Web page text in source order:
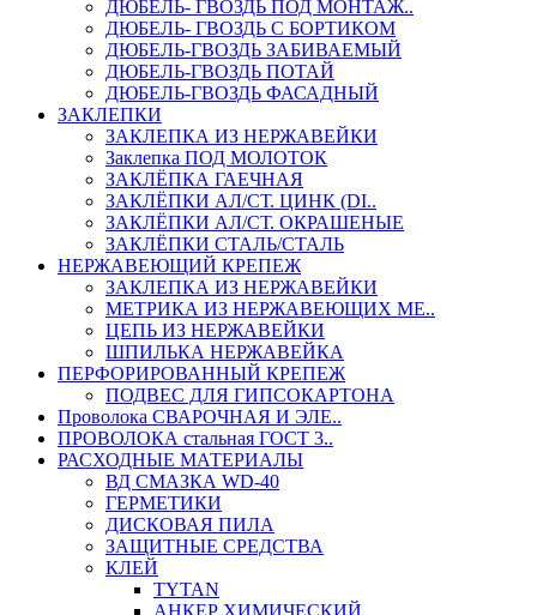
ДЮБЕЛЬ- ГВОЗДЬ ПОД МОНТАЖ..
ДЮБЕЛЬ- ГВОЗДЬ С БОРТИКОМ
ДЮБЕЛЬ-ГВОЗДЬ ЗАБИВАЕМЫЙ
ДЮБЕЛЬ-ГВОЗДЬ ПОТАЙ
ДЮБЕЛЬ-ГВОЗДЬ ФАСАДНЫЙ
ЗАКЛЕПКИ
ЗАКЛЕПКА ИЗ НЕРЖАВЕЙКИ
Заклепка ПОД МОЛОТОК
ЗАКЛЁПКА ГАЕЧНАЯ
ЗАКЛЁПКИ АЛ/СТ. ЦИНК (DI..
ЗАКЛЁПКИ АЛ/СТ. ОКРАШЕНЫЕ
ЗАКЛЁПКИ СТАЛЬ/СТАЛЬ
НЕРЖАВЕЮЩИЙ КРЕПЕЖ
ЗАКЛЕПКА ИЗ НЕРЖАВЕЙКИ
МЕТРИКА ИЗ НЕРЖАВЕЮЩИХ МЕ..
ЦЕПЬ ИЗ НЕРЖАВЕЙКИ
ШПИЛЬКА НЕРЖАВЕЙКА
ПЕРФОРИРОВАННЫЙ КРЕПЕЖ
ПОДВЕС ДЛЯ ГИПСОКАРТОНА
Проволока СВАРОЧНАЯ И ЭЛЕ..
ПРОВОЛОКА стальная ГОСТ 3..
РАСХОДНЫЕ МАТЕРИАЛЫ
ВД СМАЗКА WD-40
ГЕРМЕТИКИ
ДИСКОВАЯ ПИЛА
ЗАЩИТНЫЕ СРЕДСТВА
КЛЕЙ
TYTAN
АНКЕР ХИМИЧЕСКИЙ